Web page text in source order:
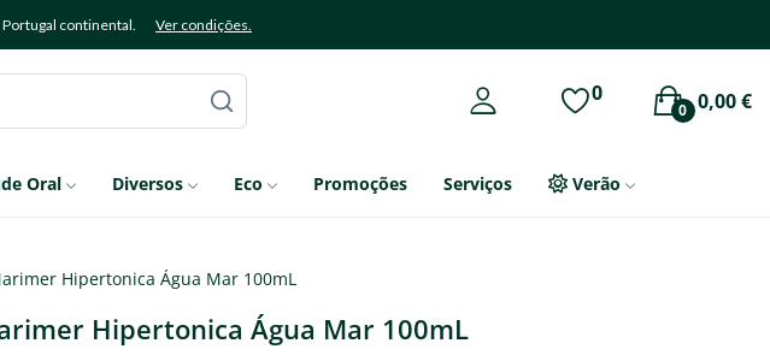
Portugal continental. Ver condições.
0 0,00 €
0
Oral Diversos Eco Promoções Serviços Verão
Hipertonica Água Mar 100mL
Hipertonica Água Mar 100mL